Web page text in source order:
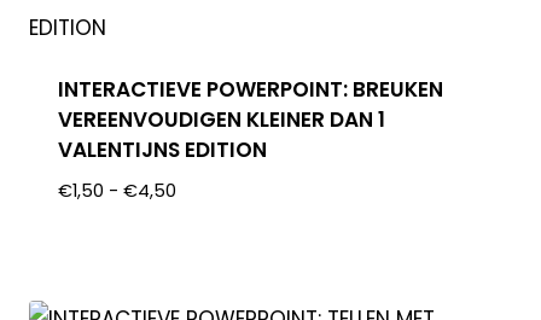
INTERACTIEVE POWERPOINT: BREUKEN
VEREENVOUDIGEN KLEINER DAN 1
VALENTIJNS EDITION
€1,50 - €4,50